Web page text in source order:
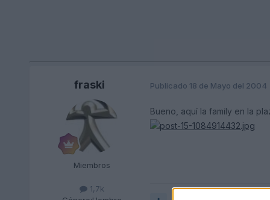
fraski
Miembros
1,7k
Publicado 18 de Mayo del 2004
Bueno, aquí la family en la